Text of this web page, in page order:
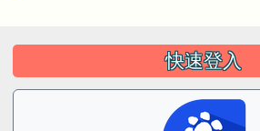
左邊區域內容 快速登入